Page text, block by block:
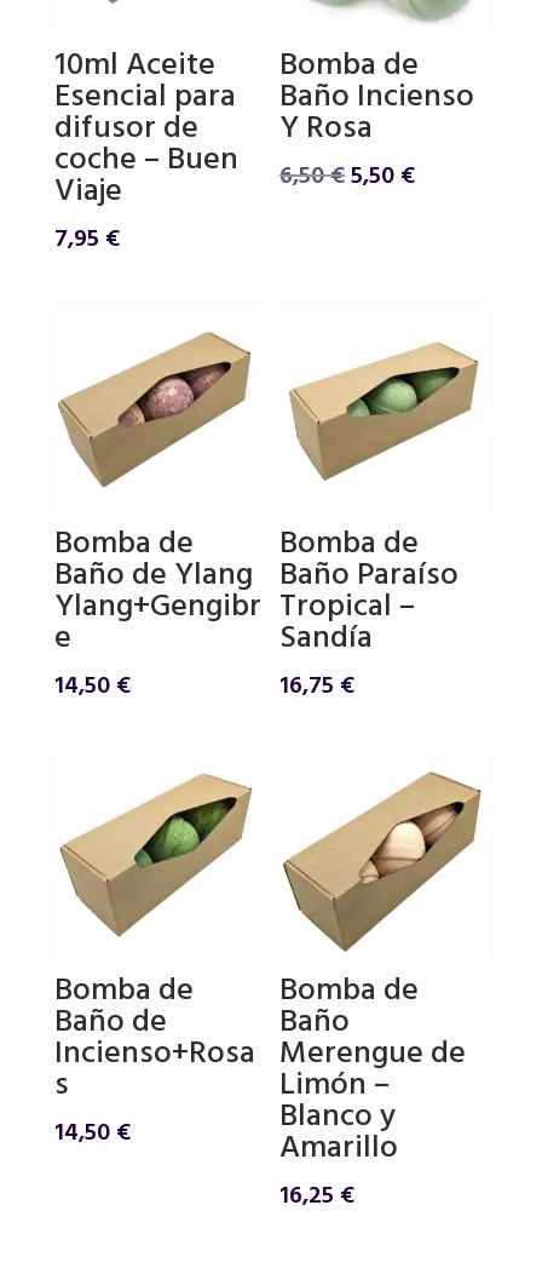
10ml Aceite
Esencial para
difusor de
coche – Buen
Viaje
7,95 €
Bomba de
Baño Incienso
Y Rosa
6,50€El
5,50€El
Bomba de
Baño de Ylang
Ylang+Gengibr
e
14,50€
Bomba de
Baño Paraíso
Tropical –
Sandía
16,75 €
Bomba de
Baño de
Incienso+Rosa
s
14,50€
Bomba de
Baño
Merengue de
Limón –
Blanco y
Amarillo
16,25 €